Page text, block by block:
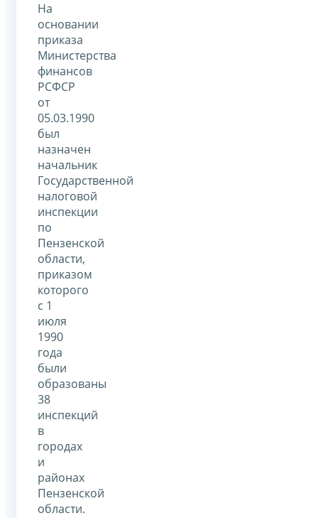
На
основании
приказа
Министерства
финансов
РСФСР
от
05.03.1990
был
назначен
начальник
Государственной
налоговой
инспекции
по
Пензенской
области,
приказом
которого
с 1
июля
1990
года
были
образованы
38
инспекций
в
городах
и
районах
Пензенской
области.